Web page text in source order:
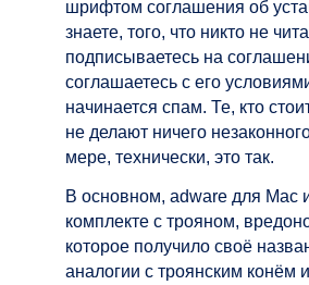
шрифтом соглашения об
знаете, того, что никто не
подписываетесь на
соглашаетесь с его
начинается спам. Те, кто
не делают ничего
мере, технически, это так.
В основном, adware для Mac
комплекте с трояном,
которое получило своё
аналогии с троянским конём